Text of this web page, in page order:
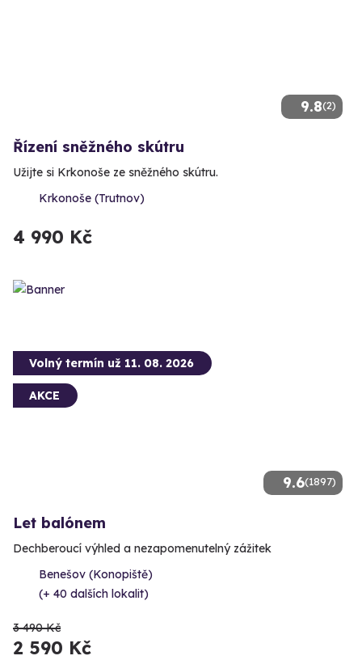
9.8(2)
Řízení sněžného skútru
Užijte si Krkonoše ze sněžného skútru.
Krkonoše (Trutnov)
4 990 Kč
9.6(1897)
Volný termín už 11. 08. 2026
AKCE
Let balónem
Dechberoucí výhled a nezapomenutelný zážitek
Benešov (Konopiště)
(+ 40 dalších lokalit)
3 490 Kč
2 590 Kč